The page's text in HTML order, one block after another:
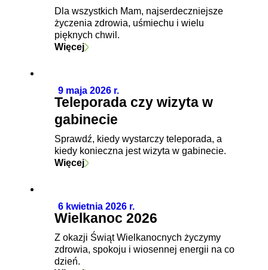
Dla wszystkich Mam, najserdeczniejsze
życzenia zdrowia, uśmiechu i wielu
pięknych chwil.
Więcej
9 maja 2026 r.
Teleporada czy wizyta w
gabinecie
Sprawdź, kiedy wystarczy teleporada, a
kiedy konieczna jest wizyta w gabinecie.
Więcej
6 kwietnia 2026 r.
Wielkanoc 2026
Z okazji Świąt Wielkanocnych życzymy
zdrowia, spokoju i wiosennej energii na co
dzień.